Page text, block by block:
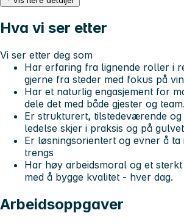
Hva vi ser etter
Vi ser etter deg som
Har erfaring fra lignende roller i
gjerne fra steder med fokus på
Har et naturlig engasjement for
dele det med både gjester og team.
Er strukturert, tilstedeværende
ledelse skjer i praksis og på
Er løsningsorientert og evner å ta
trengs
Har høy arbeidsmoral og et
med å bygge kvalitet - hver dag.
Arbeidsoppgaver